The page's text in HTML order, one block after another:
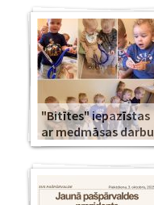
"Bitītes" iepazīstas
ar medmāsas darbu